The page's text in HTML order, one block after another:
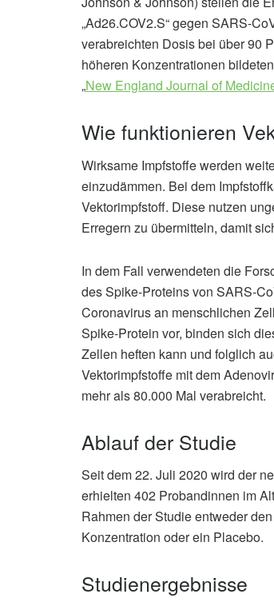
„Ad26.COV2.S“ gegen SARS-
verabreichten Dosis bei über 90
höheren Konzentrationen
„New England Journal of
Wie funktionieren
Wirksame Impfstoffe werden
einzudämmen. Bei dem
Vektorimpfstoff. Diese nutzen
Erregern zu übermitteln, damit
In dem Fall verwendeten die
des Spike-Proteins von SARS-
Coronavirus an menschlichen
Spike-Protein vor, binden sich
Zellen heften kann und folglich
Vektorimpfstoffe mit dem
mehr als 80.000 Mal verabreicht.
Ablauf der Studie
Seit dem 22. Juli 2020 wird der
erhielten 402 Probandinnen im
Rahmen der Studie entweder
Konzentration oder ein Placebo.
Studienergebnisse